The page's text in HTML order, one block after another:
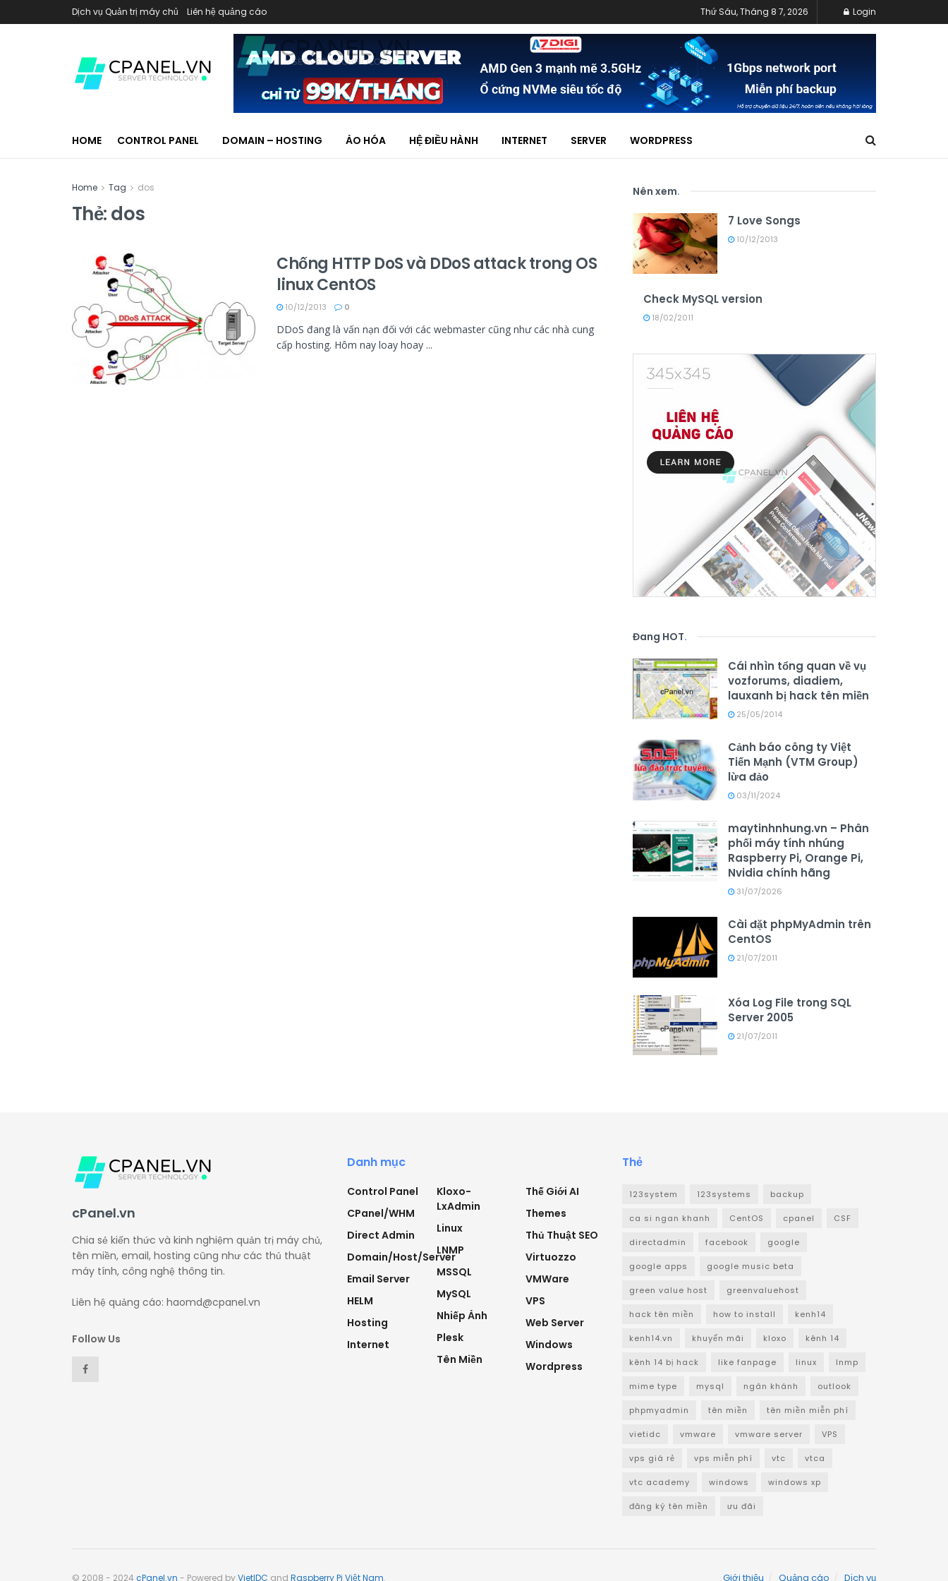
Dịch vụ Quản trị máy chủ Liên hệ quảng cáo Thứ Sáu, Tháng 8 7, 2026 Login
HOME CONTROL PANEL DOMAIN – HOSTING ẢO HÓA HỆ ĐIỀU HÀNH INTERNET SERVER WORDPRESS
Home Tag dos
Thẻ:dos
Chống HTTP DoS và DDoS attack trong OS
linux CentOS
10/12/2013 0
DDoS đang là vấn nạn đối với các webmaster cũng như các nhà cung
cấp hosting. Hôm nay loay hoay ...
Nên xem.
7 Love Songs
10/12/2013
Check MySQL version
18/02/2011
Đang HOT.
Cái nhìn tổng quan về vụ
vozforums, diadiem,
lauxanh bị hack tên miền
25/05/2014
Cảnh báo công ty Việt
Tiến Mạnh (VTM Group)
lừa đảo
03/11/2024
maytinhnhung.vn – Phân
phối máy tính nhúng
Raspberry Pi, Orange Pi,
Nvidia chính hãng
31/07/2026
Cài đặt phpMyAdmin trên
CentOS
21/07/2011
Xóa Log File trong SQL
Server 2005
21/07/2011
cPanel.vn
Chia sẻ kiến thức và kinh nghiệm quản trị máy chủ,
tên miền, email, hosting cũng như các thủ thuật
máy tính, công nghệ thông tin.
Liên hệ quảng cáo: haomd@cpanel.vn
Follow Us
Danh mục
Control Panel
CPanel/WHM
Direct Admin
Domain/Host/Server
Email Server
HELM
Hosting
Internet
Kloxo-
LxAdmin
Linux
LNMP
MSSQL
MySQL
Nhiếp Ảnh
Plesk
Tên Miền
Thế Giới AI
Themes
Thủ Thuật SEO
Virtuozzo
VMWare
VPS
Web Server
Windows
Wordpress
Thẻ
123system 123systems backup
ca si ngan khanh CentOS cpanel CSF
directadmin facebook google
google apps google music beta
green value host greenvaluehost
hack tên miền how to install kenh14
kenh14.vn khuyến mãi kloxo kênh 14
kênh 14 bị hack like fanpage linux lnmp
mime type mysql ngân khánh outlook
phpmyadmin tên miền tên miền miễn phí
vietidc vmware vmware server VPS
vps giá rẻ vps miễn phí vtc vtca
vtc academy windows windows xp
đăng ký tên miền ưu đãi
Giới thiệu Quảng cáo Dịch vụ
© 2008 - 2024 cPanel.vn - Powered byVietIDC and Raspberry Pi Việt Nam.